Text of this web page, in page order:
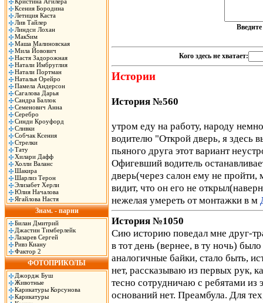
Ксения Бородина
Летиция Каста
Лив Тайлер
Линдси Лохан
МакSим
Маша Малиновская
Мила Йовович
Настя Задорожная
Натали Имбруглия
Натали Портман
Наталья Орейро
Памела Андерсон
Сагалова Дарья
Сандра Баллок
Семенович Анна
Серебро
Синди Кроуфорд
Сливки
Собчак Ксения
Стрелки
Тату
Хилари Дафф
Холли Валанс
Шакира
Шарлиз Терон
Элизабет Херли
Юлия Началова
Ягайлова Настя
Знам. - парни
Билан Дмитрий
Джастин Тимберлейк
Лазарев Сергей
Ривз Киану
Фактор 2
ФОТОПРИКОЛЫ
Джордж Буш
Животные
Карикатуры Корсунова
Карикатуры
Кого здесь не хватает:
Истории
История №560
утром еду на работу, народу
водителю "Открой дверь, я здесь
пьяного друга этот вариант
Офигевший водитель
дверь(через салон ему не
видит, что он его не
нежелая умереть от монтажки в м
История №1050
Сию историю поведал мне друг-
в тот день (вернее, в ту ночь)
аналогичные байки, стало быть,
нет, рассказываю из первых рук,
тесно сотрудничаю с ребятами из
оснований нет. Преамбула. Для